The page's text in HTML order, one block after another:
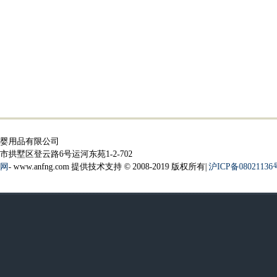
用品有限公司
拱墅区登云路6号运河东苑1-2-702
- www.anfng.com 提供技术支持 © 2008-2019 版权所有| 沪ICP备08021136